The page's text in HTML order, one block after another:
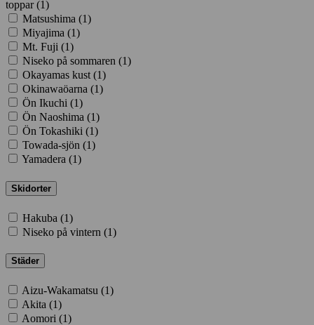
toppar (1)
Matsushima (1)
Miyajima (1)
Mt. Fuji (1)
Niseko på sommaren (1)
Okayamas kust (1)
Okinawaöarna (1)
Ön Ikuchi (1)
Ön Naoshima (1)
Ön Tokashiki (1)
Towada-sjön (1)
Yamadera (1)
Skidorter
Hakuba (1)
Niseko på vintern (1)
Städer
Aizu-Wakamatsu (1)
Akita (1)
Aomori (1)